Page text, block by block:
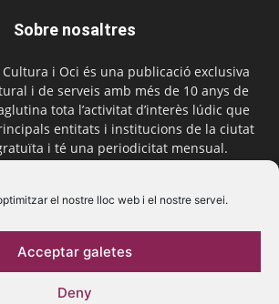
el nostre lloc web i el nostre servei.
Acceptar galetes
Deny
Sobre nosaltres
Cultura i Oci és una publicació exclusiva
i de serveis amb més de 10 anys de
tota l’activitat d’interès lúdic que
entitats i institucions de la ciutat
i té una periodicitat mensual.
Segueix-nos